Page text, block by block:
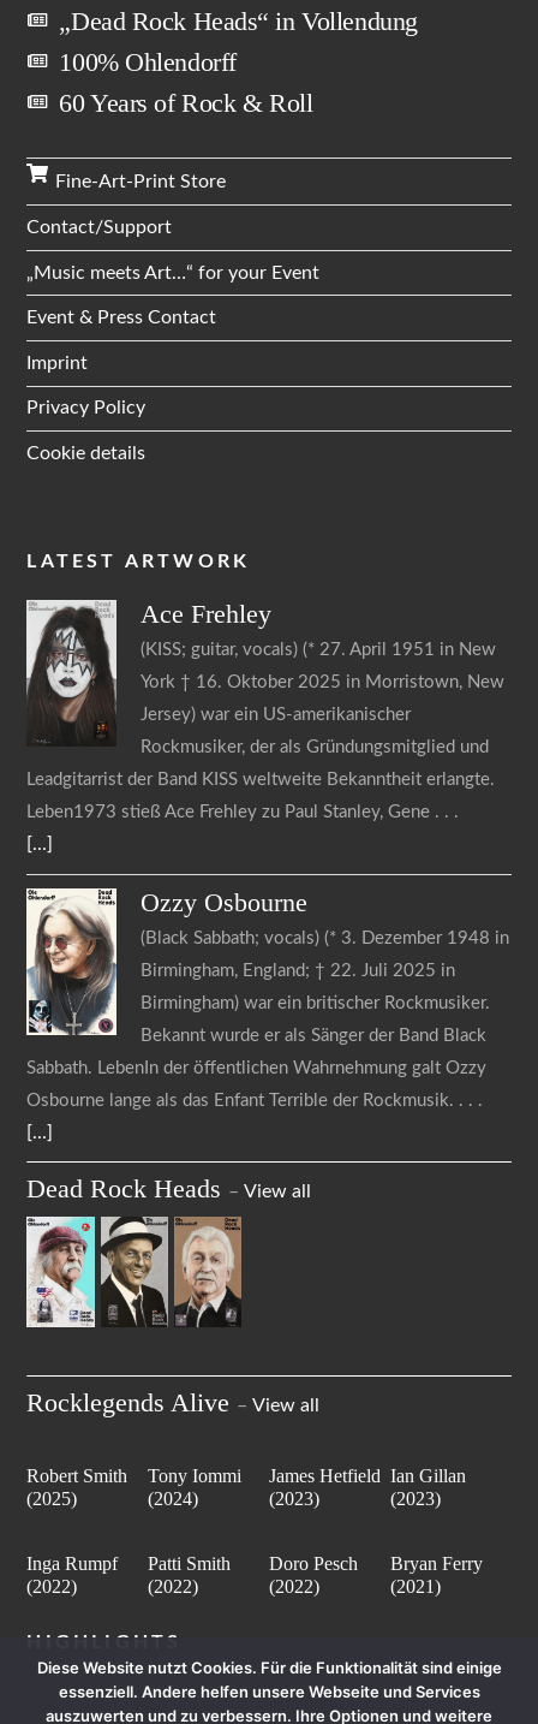
„Dead Rock Heads“ in Vollendung
100% Ohlendorff
60 Years of Rock & Roll
Fine-Art-Print Store
Contact/Support
„Music meets Art…“ for your Event
Event & Press Contact
Imprint
Privacy Policy
Cookie details
LATEST ARTWORK
AceFrehley
(KISS; guitar, vocals) (* 27. April 1951 in New
York † 16. Oktober 2025 in Morristown, New
Jersey) war ein US-amerikanischer
Rockmusiker, der als Gründungsmitglied und
Leadgitarrist der Band KISS weltweite Bekanntheit erlangte.
Leben1973 stieß Ace Frehley zu Paul Stanley, Gene
[...]
Ozzy Osbourne
(Black Sabbath; vocals) (* 3. Dezember 1948 in
Birmingham, England; † 22. Juli 2025 in
Birmingham) war ein britischer Rockmusiker.
Bekannt wurde er als Sänger der Band Black
Sabbath. LebenIn der öffentlichen Wahrnehmung galt Ozzy
Osbourne lange als das Enfant Terrible der Rockmusik.
[...]
Dead Rock Heads –View all
Rocklegends Alive –View all
Robert Smith
(2025)
Tony Iommi
(2024)
James Hetfield
(2023)
Ian Gillan
(2023)
Inga Rumpf
(2022)
Patti Smith
(2022)
Doro Pesch
(2022)
Bryan Ferry
(2021)
HIGHLIGHTS
Diese Website nutzt Cookies. Für die Funktionalität sind einige
essenziell. Andere helfen unsere Webseite und Services
auszuwerten und zu verbessern. Ihre Optionen und weitere